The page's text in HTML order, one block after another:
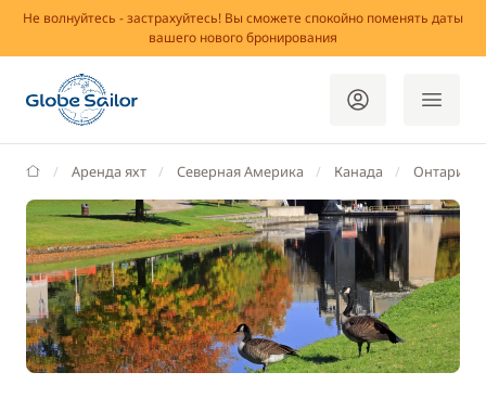
Не волнуйтесь - застрахуйтесь! Вы сможете спокойно поменять даты
вашего нового бронирования
GlobeSailor
Аренда яхт Северная Америка Канада Онтарио